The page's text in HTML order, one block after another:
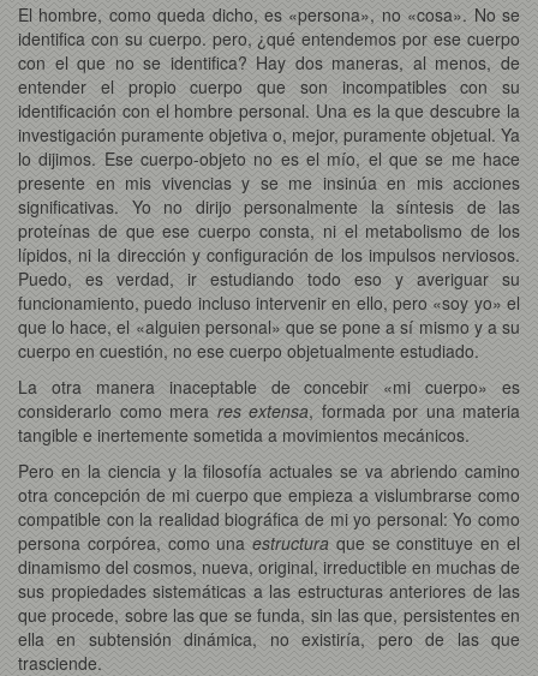
El hombre, como queda dicho, es «persona», no «cosa». No se
identifica con su cuerpo. pero, ¿qué entendemos por ese cuerpo
con el que no se identifica? Hay dos maneras, al menos, de
entender el propio cuerpo que son incompatibles con su
identificación con el hombre personal. Una es la que descubre la
investigación puramente objetiva o, mejor, puramente objetual. Ya
lo dijimos. Ese cuerpo-objeto no es el mío, el que se me hace
presente en mis vivencias y se me insinúa en mis acciones
significativas. Yo no dirijo personalmente la síntesis de las
proteínas de que ese cuerpo consta, ni el metabolismo de los
lípidos, ni la dirección y configuración de los impulsos nerviosos.
Puedo, es verdad, ir estudiando todo eso y averiguar su
funcionamiento, puedo incluso intervenir en ello, pero «soy yo» el
que lo hace, el «alguien personal» que se pone a sí mismo y a su
cuerpo en cuestión, no ese cuerpo objetualmente estudiado.
La otra manera inaceptable de concebir «mi cuerpo» es
considerarlo como mera res extensa, formada por una materia
tangible e inertemente sometida a movimientos mecánicos.
Pero en la ciencia y la filosofía actuales se va abriendo camino
otra concepción de mi cuerpo que empieza a vislumbrarse como
compatible con la realidad biográfica de mi yo personal: Yo como
persona corpórea, como unaestructura que se constituye en el
dinamismo del cosmos, nueva, original, irreductible en muchas de
sus propiedades sistemáticas a las estructuras anteriores de las
que procede, sobre las que se funda, sin las que, persistentes en
ella en subtensión dinámica, no existiría, pero de las que
trasciende.